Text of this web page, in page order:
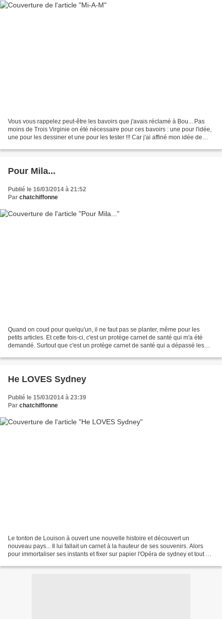
Vous vous rappelez peut-être les bavoirs que j'avais réclamé à Bou... Pas
moins de Trois Virginie on été nécessaire pour ces bavoirs : une pour l'idée,
une pour les dessiner et une pour les tester !!! Car j'ai affiné mon idée de
Pour Mila...
Publié le 16/03/2014 à 21:52
Par chatchiffonne
Quand on coud pour quelqu'un, il ne faut pas se planter, même pour les
petits articles. Et cette fois-ci, c'est un protège carnet de santé qui m'a été
demandé. Surtout que c'est un protège carnet de santé qui a dépassé les
He LOVES Sydney
Publié le 15/03/2014 à 23:39
Par chatchiffonne
Le tonton de Louison à ouvert une nouvelle histoire et découvert un
nouveau pays... Il lui fallait un carnet à la hauteur de ses souvenirs. Alors
pour immortaliser ses instants et fixer sur papier l'Opéra de sydney et tout ce